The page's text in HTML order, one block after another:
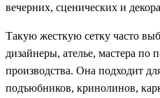
вечерних, сценических и
Такую жесткую сетку часто
дизайнеры, ателье, мастера
производства. Она подходит
подъюбников, кринолинов,